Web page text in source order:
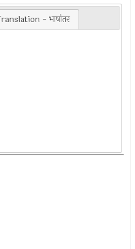
- भाषांतर